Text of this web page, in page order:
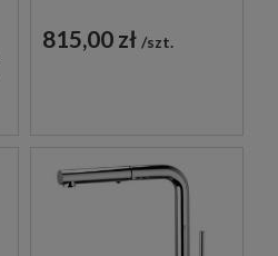
CZARNA
815,00 zł szt.